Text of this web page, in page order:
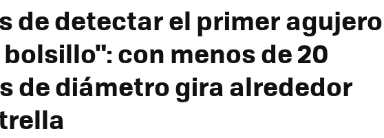
de detectar el primer agujero
con menos de 20
de diámetro gira alrededor